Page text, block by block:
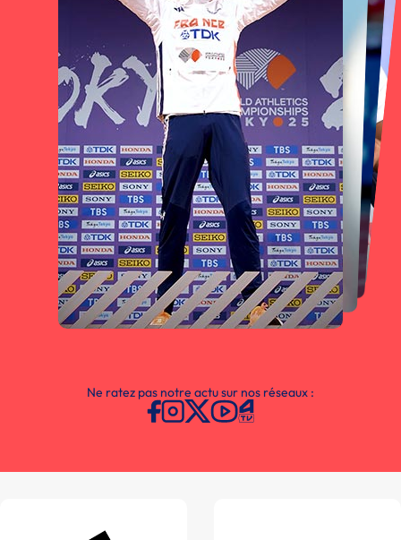
Ne ratez pas notre actu sur nos réseaux :